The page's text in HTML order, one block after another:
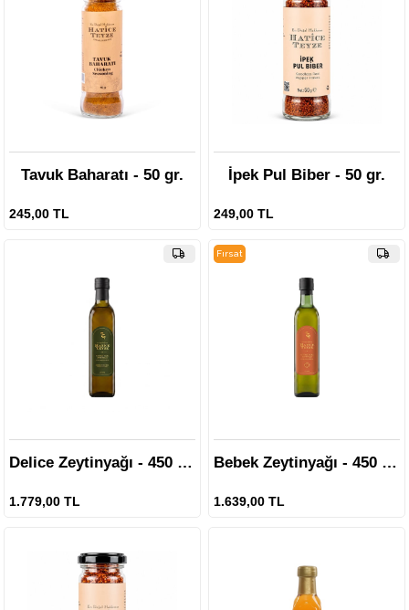
Tavuk Baharatı - 50 gr.
245,00 TL
İpek Pul Biber - 50 gr.
249,00 TL
Delice Zeytinyağı - 450 ml.
1.779,00 TL
Bebek Zeytinyağı - 450 ml.
1.639,00 TL
Fırsat